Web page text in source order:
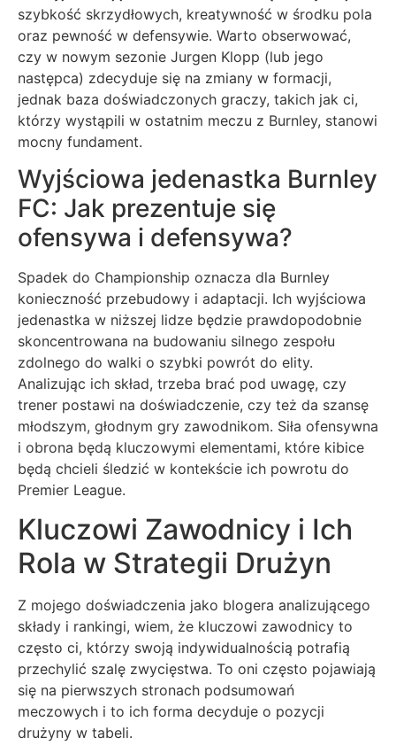
szybkość skrzydłowych, kreatywność w środku pola
oraz pewność w defensywie. Warto obserwować,
czy w nowym sezonie Jurgen Klopp (lub jego
następca) zdecyduje się na zmiany w formacji,
jednak baza doświadczonych graczy, takich jak ci,
którzy wystąpili w ostatnim meczu z Burnley, stanowi
mocny fundament.
Wyjściowa jedenastka Burnley
FC: Jak prezentuje się
ofensywa i defensywa?
Spadek do Championship oznacza dla Burnley
konieczność przebudowy i adaptacji. Ich wyjściowa
jedenastka w niższej lidze będzie prawdopodobnie
skoncentrowana na budowaniu silnego zespołu
zdolnego do walki o szybki powrót do elity.
Analizując ich skład, trzeba brać pod uwagę, czy
trener postawi na doświadczenie, czy też da szansę
młodszym, głodnym gry zawodnikom. Siła ofensywna
i obrona będą kluczowymi elementami, które kibice
będą chcieli śledzić w kontekście ich powrotu do
Premier League.
Kluczowi Zawodnicy i Ich
Rola w Strategii Drużyn
Z mojego doświadczenia jako blogera analizującego
składy i rankingi, wiem, że kluczowi zawodnicy to
często ci, którzy swoją indywidualnością potrafią
przechylić szalę zwycięstwa. To oni często pojawiają
się na pierwszych stronach podsumowań
meczowych i to ich forma decyduje o pozycji
drużyny w tabeli.